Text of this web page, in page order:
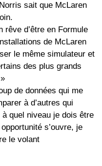
sait que McLaren
rêve d’être en Formule
de McLaren
le même simulateur et
des plus grands
de données qui me
à d’autres qui
quel niveau je dois être
s’ouvre, je
le volant